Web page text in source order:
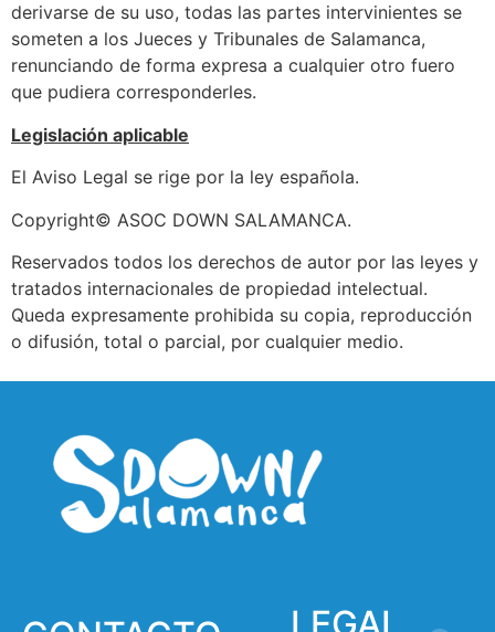
derivarse de su uso, todas las partes intervinientes se
someten a los Jueces y Tribunales de Salamanca,
renunciando de forma expresa a cualquier otro fuero
que pudiera corresponderles.
Legislación aplicable
El Aviso Legal se rige por la ley española.
Copyright© ASOC DOWN SALAMANCA.
Reservados todos los derechos de autor por las leyes y
tratados internacionales de propiedad intelectual.
Queda expresamente prohibida su copia, reproducción
o difusión, total o parcial, por cualquier medio.